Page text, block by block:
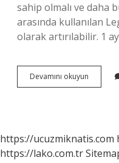
sahip olmalı ve daha
arasında kullanılan
olarak artırılabilir. 1
Devamını okuyun Bebekler
Ne
https://ucuzmiknatis.com
https://lako.com.tr